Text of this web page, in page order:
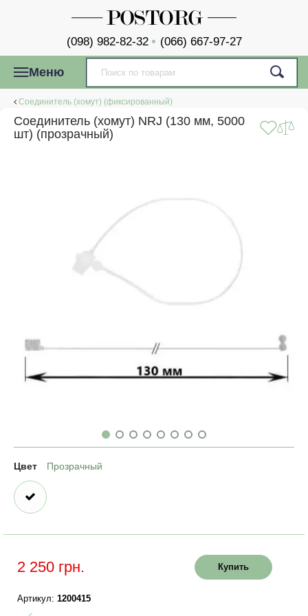
(098) 982-82-32 (066) 667-97-27
Меню
Соединитель (хомут) (фиксированный)
Соединитель (хомут) NRJ (130 мм, 5000
шт) (прозрачный)
Цвет Прозрачный
2 250 грн. Купить
Артикул: 1200415